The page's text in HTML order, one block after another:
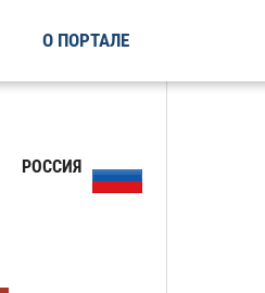
О ПОРТАЛЕ
РОССИЯ